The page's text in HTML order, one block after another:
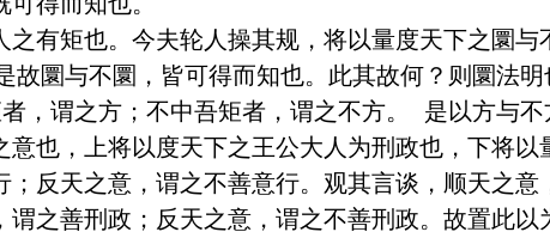
有矩也。今夫轮人操其规，将以量度天下之圜与
圜与不圜，皆可得而知也。此其故何？则圜法明
，谓之方；不中吾矩者，谓之不方。 是以方与不
也，上将以度天下之王公大人为刑政也，下将以
反天之意，谓之不善意行。观其言谈，顺天之意
之善刑政；反天之意，谓之不善刑政。故置此以